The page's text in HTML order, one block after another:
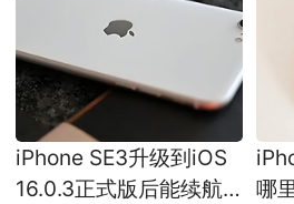
iPhone SE3升级到iOS
16.0.3正式版后能续航
哪